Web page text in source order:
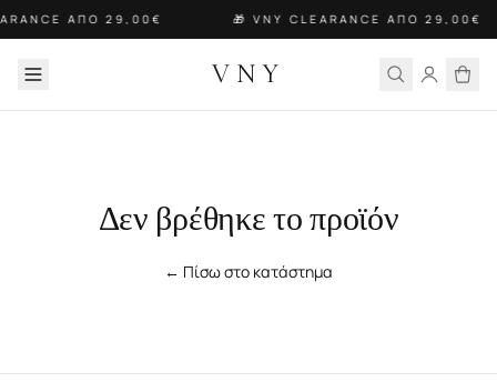
ΑΠΟ 29,00€ 🎁 VNY CLEARANCE ΑΠΟ 29,00€
VNY
Δεν βρέθηκε το προϊόν
← Πίσω στο κατάστημα